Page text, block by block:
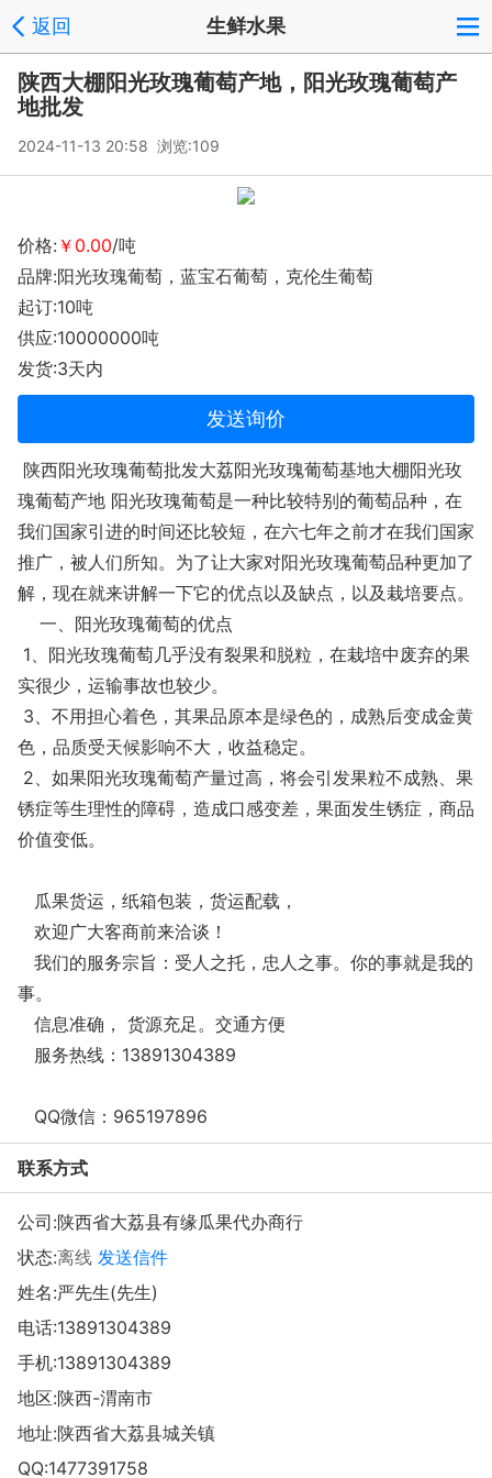
返回 生鲜水果
陕西大棚阳光玫瑰葡萄产地，阳光玫瑰葡萄产
地批发
2024-11-13 20:58 浏览:109
价格: ￥0.00/吨
品牌:阳光玫瑰葡萄，蓝宝石葡萄，克伦生葡萄
起订:10吨
供应:10000000吨
发货:3天内
发送询价
陕西阳光玫瑰葡萄批发大荔阳光玫瑰葡萄基地大棚阳光玫
瑰葡萄产地 阳光玫瑰葡萄是一种比较特别的葡萄品种，在
我们国家引进的时间还比较短，在六七年之前才在我们国家
推广，被人们所知。为了让大家对阳光玫瑰葡萄品种更加了
解，现在就来讲解一下它的优点以及缺点，以及栽培要点。
一、阳光玫瑰葡萄的优点
1、阳光玫瑰葡萄几乎没有裂果和脱粒，在栽培中废弃的果
实很少，运输事故也较少。
3、不用担心着色，其果品原本是绿色的，成熟后变成金黄
色，品质受天候影响不大，收益稳定。
2、如果阳光玫瑰葡萄产量过高，将会引发果粒不成熟、果
锈症等生理性的障碍，造成口感变差，果面发生锈症，商品
价值变低。
瓜果货运，纸箱包装，货运配载，
欢迎广大客商前来洽谈！
我们的服务宗旨：受人之托，忠人之事。你的事就是我的
事。
信息准确， 货源充足。交通方便
服务热线：13891304389
QQ微信：965197896
联系方式
公司:陕西省大荔县有缘瓜果代办商行
状态:离线 发送信件
姓名:严先生(先生)
电话:13891304389
手机:13891304389
地区:陕西-渭南市
地址:陕西省大荔县城关镇
QQ:1477391758